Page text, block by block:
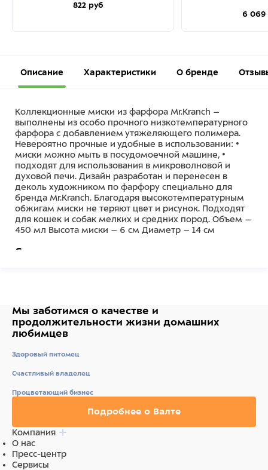
822 руб
6 069
Описание Характеристики О бренде
Коллекционные миски из фарфора Mr.Kranch –
выполнены из особо прочного низкотемпературного
фарфора с добавлением утяжеляющего полимера.
Невероятно прочные и удобные в использовании: •
миски можно мыть в посудомоечной машине, •
подходят для использования в микроволновой и
духовой печи. Дизайн разработан и перенесен в
деколь художником по фарфору специально для
бренда Mr.Kranch. Благодаря высокотемпературным
обжигам миски не теряют цвет и рисунок. Подходят
для кошек и собак мелких и средних пород. Объем –
450 мл Высота миски – 6 см Диаметр – 14 см
Состав
Мы заботимся о качестве и
продолжительности жизни домашних
любимцев
Здоровый питомец
Счастливый владелец
Процветающий бизнес
Подробнее о Валте
Компания
О нас
Пресс-центр
Сервисы